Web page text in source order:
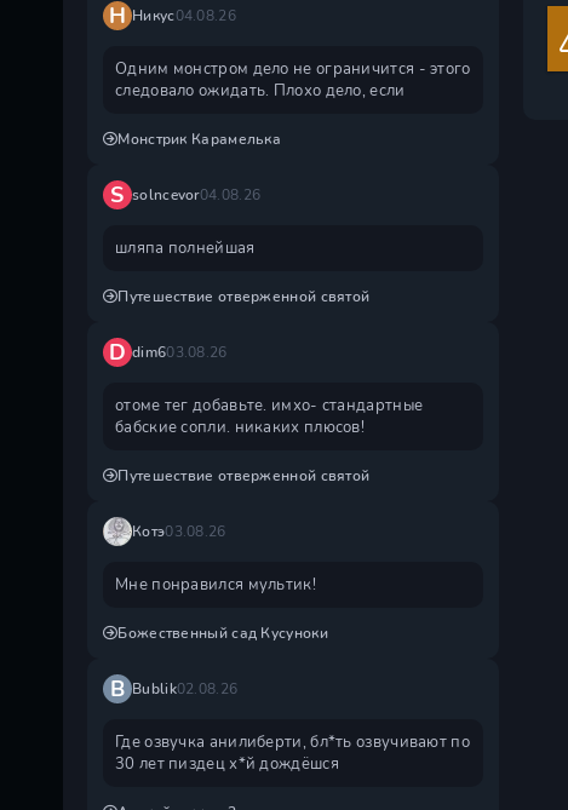
Н Никус04.08.26
Одним монстром дело не ограничится - этого
следовало ожидать. Плохо дело, если
Монстрик Карамелька
S solncevor04.08.26
шляпа полнейшая
Путешествие отверженной святой
D dim603.08.26
отоме тег добавьте. имхо- стандартные
бабские сопли. никаких плюсов!
Путешествие отверженной святой
Котэ03.08.26
Мне понравился мультик!
Божественный сад Кусуноки
B Bublik02.08.26
Где озвучка анилиберти, бл*ть озвучивают по
30 лет пиздец х*й дождëшся